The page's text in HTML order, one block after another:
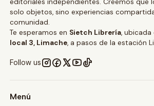
editoriales independientes. Creemos que
solo objetos, sino experiencias
comunidad.
Te esperamos en Sietch Librería, ubicada
local 3, Limache, a pasos de la estación
Follow us
Menú